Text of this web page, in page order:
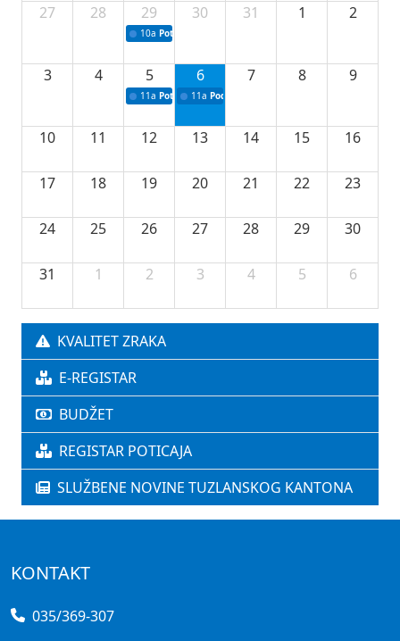
27
28 29
10a Potpisivanje ugovora sa neprofitnim
30 31 1 2
3 4 5
11a Potpisivanje ugovora o stipendijama za
6
11a Podrška razvoju vodne infrastrukture u
7 8 9
10 11 12 13 14 15 16
17 18 19 20 21 22 23
24 25 26 27 28 29 30
31 1 2 3 4 5 6
KVALITET ZRAKA
E-REGISTAR
BUDŽET
REGISTAR POTICAJA
SLUŽBENE NOVINE TUZLANSKOG KANTONA
KONTAKT
035/369-307